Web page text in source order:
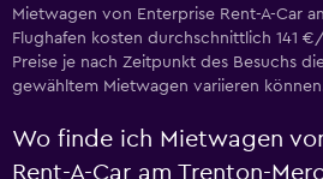
Mietwagen von Enterprise Rent-A-Car
Flughafen kosten durchschnittlich 141
Preise je nach Zeitpunkt des Besuchs
gewähltem Mietwagen variieren
Wo finde ich Mietwagen
Rent-A-Car am Trenton-